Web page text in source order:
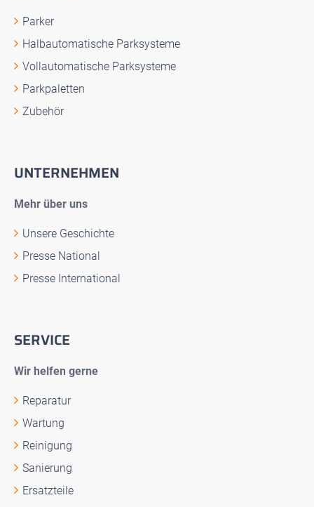
Parker
Halbautomatische Parksysteme
Vollautomatische Parksysteme
Parkpaletten
Zubehör
UNTERNEHMEN
Mehr über uns
Unsere Geschichte
Presse National
Presse International
SERVICE
Wir helfen gerne
Reparatur
Wartung
Reinigung
Sanierung
Ersatzteile